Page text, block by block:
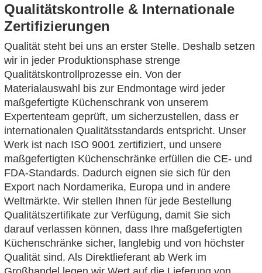
Qualitätskontrolle & Internationale
Zertifizierungen
Qualität steht bei uns an erster Stelle. Deshalb setzen
wir in jeder Produktionsphase strenge
Qualitätskontrollprozesse ein. Von der
Materialauswahl bis zur Endmontage wird jeder
maßgefertigte Küchenschrank von unserem
Expertenteam geprüft, um sicherzustellen, dass er
internationalen Qualitätsstandards entspricht. Unser
Werk ist nach ISO 9001 zertifiziert, und unsere
maßgefertigten Küchenschränke erfüllen die CE- und
FDA-Standards. Dadurch eignen sie sich für den
Export nach Nordamerika, Europa und in andere
Weltmärkte. Wir stellen Ihnen für jede Bestellung
Qualitätszertifikate zur Verfügung, damit Sie sich
darauf verlassen können, dass Ihre maßgefertigten
Küchenschränke sicher, langlebig und von höchster
Qualität sind. Als Direktlieferant ab Werk im